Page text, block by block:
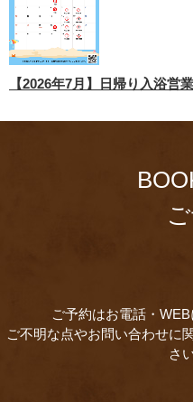
【2026年7月】日帰り入浴営
ご予約はお電話・
ご不明な点やお問い合わせに
さ